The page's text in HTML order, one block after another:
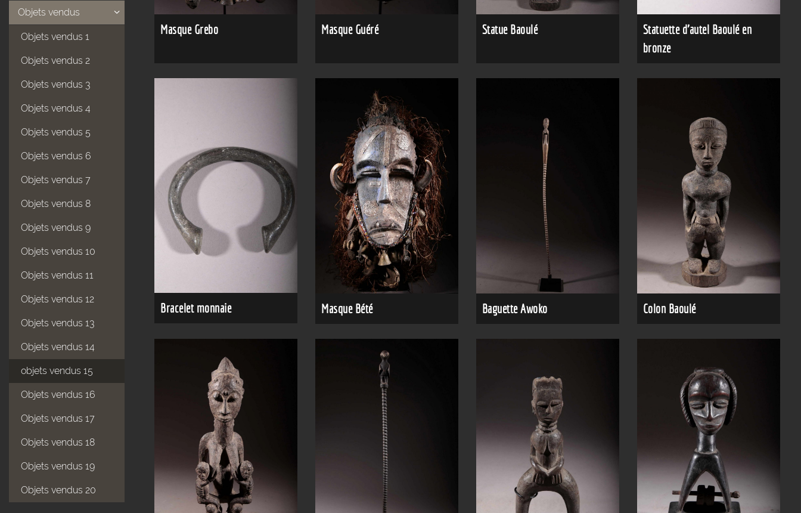
Objets vendus
Objets vendus 1
Objets vendus 2
Objets vendus 3
Objets vendus 4
Objets vendus 5
Objets vendus 6
Objets vendus 7
Objets vendus 8
Objets vendus 9
Objets vendus 10
Objets vendus 11
Objets vendus 12
Objets vendus 13
Objets vendus 14
objets vendus 15
Objets vendus 16
Objets vendus 17
Objets vendus 18
Objets vendus 19
Objets vendus 20
Masque Grebo Masque Guéré Statue Baoulé
Statuette d'autel Baoulé en
bronze
Bracelet monnaie Masque Bété Baguette Awoko Colon Baoulé